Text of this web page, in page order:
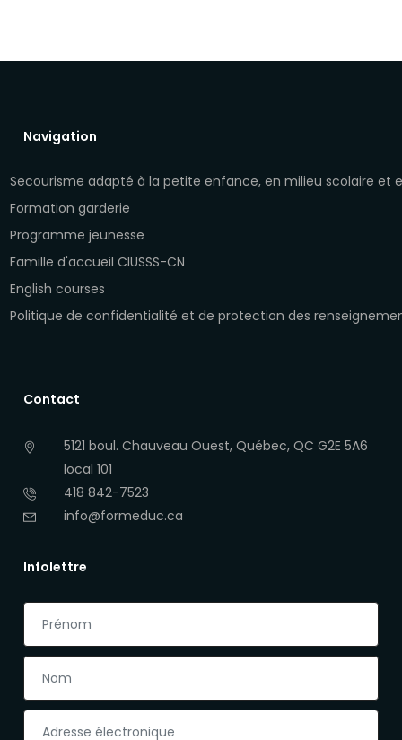
Navigation
Secourisme adapté à la petite enfance, en milieu scolaire et
Formation garderie
Programme jeunesse
Famille d'accueil CIUSSS-CN
English courses
Politique de confidentialité et de protection des
Contact
5121 boul. Chauveau Ouest, Québec, QC G2E 5A6
local 101
418 842-7523
info@formeduc.ca
Infolettre